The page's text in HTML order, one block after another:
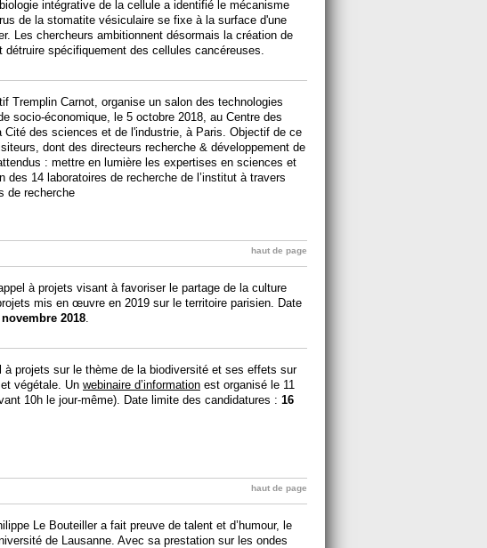
intégrative de la cellule a identifié le mécanisme
de la stomatite vésiculaire se fixe à la surface d'une
Les chercheurs ambitionnent désormais la création de
spécifiquement des cellules cancéreuses.
Tremplin Carnot, organise un salon des technologies
socio-économique, le 5 octobre 2018, au Centre des
des sciences et de l'industrie, à Paris. Objectif de ce
dont des directeurs recherche & développement de
: mettre en lumière les expertises en sciences et
des 14 laboratoires de recherche de l’institut à travers
de recherche
haut de page
à projets visant à favoriser le partage de la culture
mis en œuvre en 2019 sur le territoire parisien. Date
2018.
projets sur le thème de la biodiversité et ses effets sur
végétale. Un webinaire d’information est organisé le 11
10h le jour-même). Date limite des candidatures : 16
haut de page
Le Bouteiller a fait preuve de talent et d’humour, le
de Lausanne. Avec sa prestation sur les ondes